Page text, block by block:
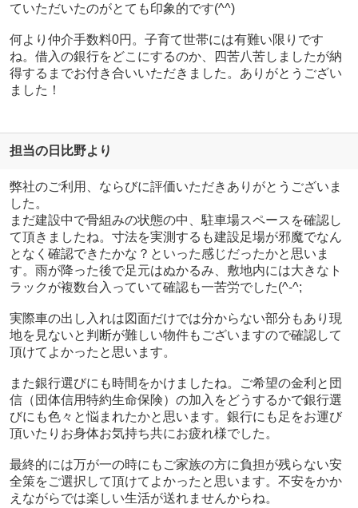
ていただいたのがとても印象的です(^^)
何より仲介手数料0円。子育て世帯には有難い限りです
ね。借入の銀行をどこにするのか、四苦八苦しましたが納
得するまでお付き合いいただきました。ありがとうござい
ました！
担当の日比野より
弊社のご利用、ならびに評価いただきありがとうございま
した。
まだ建設中で骨組みの状態の中、駐車場スペースを確認し
て頂きましたね。寸法を実測するも建設足場が邪魔でなん
となく確認できたかな？といった感じだったかと思いま
す。雨が降った後で足元はぬかるみ、敷地内には大きなト
ラックが複数台入っていて確認も一苦労でした(^-^;
実際車の出し入れは図面だけでは分からない部分もあり現
地を見ないと判断が難しい物件もございますので確認して
頂けてよかったと思います。
また銀行選びにも時間をかけましたね。ご希望の金利と団
信（団体信用特約生命保険）の加入をどうするかで銀行選
びにも色々と悩まれたかと思います。銀行にも足をお運び
頂いたりお身体お気持ち共にお疲れ様でした。
最終的には万が一の時にもご家族の方に負担が残らない安
全策をご選択して頂けてよかったと思います。不安をかか
えながらでは楽しい生活が送れませんからね。